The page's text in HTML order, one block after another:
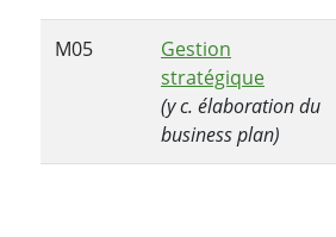
M05
Gestion
stratégique
(y c. élaboration du
business plan)